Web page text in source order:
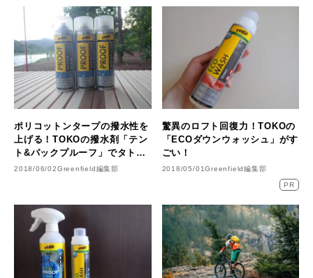
ポリコットンタープの撥水性を
上げる！TOKOの撥水剤「テン
ト&パックプルーフ」でタトン
カ1TCをメンテナンス♪
2018/06/02Greenfield編集部
驚異のロフト回復力！TOKOの
「ECOダウンウォッシュ」がす
ごい！
2018/05/01Greenfield編集部
PR